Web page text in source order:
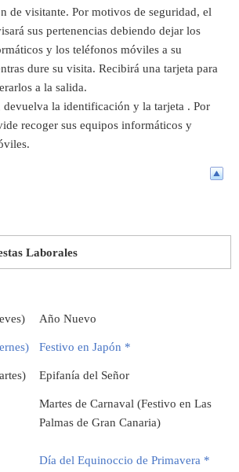
de visitante. Por motivos de seguridad, el
sus pertenencias debiendo dejar los
y los teléfonos móviles a su
dure su visita. Recibirá una tarjeta para
a la salida.
devuelva la identificación y la tarjeta . Por
recoger sus equipos informáticos y
Laborales
Año Nuevo
Festivo en Japón *
Epifanía del Señor
Martes de Carnaval (Festivo en Las
Palmas de Gran Canaria)
Día del Equinoccio de Primavera *